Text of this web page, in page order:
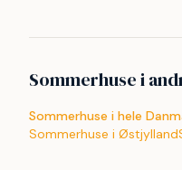
Sommerhuse i
Sommerhuse i hele
Sommerhuse i Østjylland